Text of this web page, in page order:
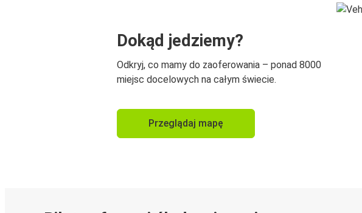
Dokąd jedziemy?
Odkryj, co mamy do zaoferowania – ponad 8000
miejsc docelowych na całym świecie.
Przeglądaj mapę